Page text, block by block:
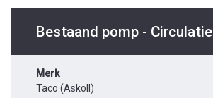
Bestaand pomp - Circulatie
Merk
Taco (Askoll)